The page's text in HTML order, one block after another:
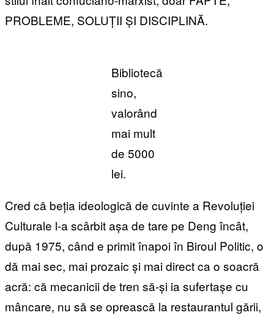
PROBLEME, SOLUȚII ȘI DISCIPLINĂ.
Bibliotecă
sino,
valorând
mai mult
de 5000
lei.
Cred că beția ideologică de cuvinte a Revoluției
Culturale l-a scârbit așa de tare pe Deng încât,
după 1975, când e primit înapoi în Biroul Politic, o
dă mai sec, mai prozaic și mai direct ca o soacră
acră: că mecanicii de tren să-și ia sufertașe cu
mâncare, nu să se oprească la restaurantul gării,